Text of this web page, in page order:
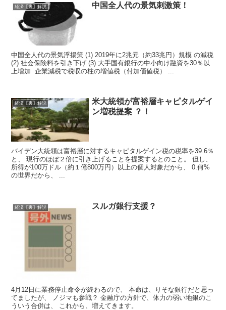
経済【裏】解説 中国全人代の景気刺激策！
中国全人代の景気浮揚策‬ ‪(1) 2019年に2兆元（約33兆円）規模 の減税‬
‪(2) 社会保険料を引き下げ‬ ‪(3) 大手国有銀行の中小向け融資を30％以
上増加‬ ‪ 企業減税で税収の柱の増値税（付加価値税） ...
経済【裏】解説
米大統領が富裕層キャピタルゲイ
ン増税提案 ？！
バイデン大統領は富裕層に対するキャピタルゲイン税の税率を39.6％
と、 現行のほぼ２倍に引き上げることを提案するとのこと。 但し、
所得が100万ドル（約１億800万円）以上の個人対象だから、 0.何%
の世界だから、 ...
経済【裏】解説 スルガ銀行支援？
4月12日に業務停止命令が終わるので、 本命は、りそな銀行だと思っ
てましたが、 ノジマも参戦？ 金融庁の方針で、体力の弱い地銀のこ
ういう合併は、 これから、増えてきます。